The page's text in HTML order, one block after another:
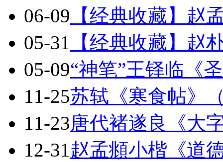
06-09 【经典收藏】赵
05-31 【经典收藏】赵
05-09“神笔”王铎临《
11-25苏轼《寒食帖》
11-23唐代褚遂良《大
12-31赵孟頫小楷《道